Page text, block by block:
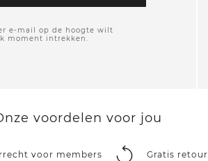
e-mail op de hoogte wilt
moment intrekken.
voordelen voor jou
voor members Gratis retour